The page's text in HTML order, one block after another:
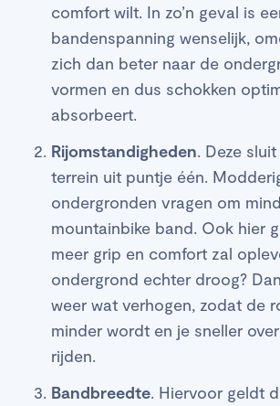
comfort wilt. In zo’n geval is
bandenspanning wenselijk,
zich dan beter naar de
vormen en dus schokken
absorbeert.
Rijomstandigheden. Deze
terrein uit puntje één.
ondergronden vragen om
mountainbike band. Ook hier
meer grip en comfort zal
ondergrond echter droog?
weer wat verhogen, zodat de
minder wordt en je sneller
rijden.
Bandbreedte. Hiervoor geldt